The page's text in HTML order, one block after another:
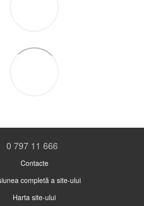
0 797 11 666
Contacte
completă a site-ului
Harta site-ului